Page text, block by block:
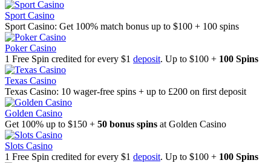
Sport Casino
Sport Casino: Get 100% match bonus up to $100 + 100 spins
Poker Casino
1 Free Spin credited for every $1 deposit. Up to $100 + 100 Spins
Texas Casino
Texas Casino: 10 wager-free spins + up to £200 on first deposit
Golden Casino
Get 100% up to $150 + 50 bonus spins at Golden Casino
Slots Casino
1 Free Spin credited for every $1 deposit. Up to $100 + 100 Spins